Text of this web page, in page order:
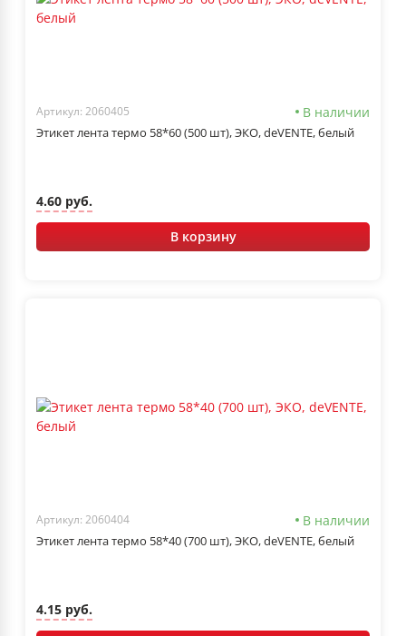
Артикул: 2060405 В наличии
Этикет лента термо 58*60 (500 шт), ЭКО, deVENTE, белый
4.60 руб.
В корзину
Артикул: 2060404 В наличии
Этикет лента термо 58*40 (700 шт), ЭКО, deVENTE, белый
4.15 руб.